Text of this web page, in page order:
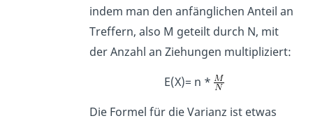
indem man den anfänglichen Anteil an
Treffern, also M geteilt durch N, mit
der Anzahl an Ziehungen multipliziert:
E(X)= n *
Die Formel für die Varianz ist etwas